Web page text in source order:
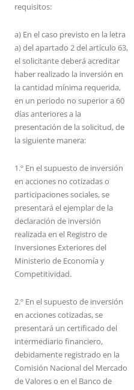
requisitos:
a) En el caso previsto en la letra
a) del apartado 2 del artículo 63,
el solicitante deberá acreditar
haber realizado la inversión en
la cantidad mínima requerida,
en un periodo no superior a 60
días anteriores a la
presentación de la solicitud, de
la siguiente manera:
1.º En el supuesto de inversión
en acciones no cotizadas o
participaciones sociales, se
presentará el ejemplar de la
declaración de inversión
realizada en el Registro de
Inversiones Exteriores del
Ministerio de Economía y
Competitividad.
2.º En el supuesto de inversión
en acciones cotizadas, se
presentará un certificado del
intermediario financiero,
debidamente registrado en la
Comisión Nacional del Mercado
de Valores o en el Banco de